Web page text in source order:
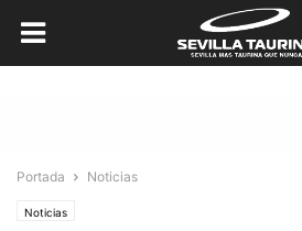
Portada Noticias
Noticias